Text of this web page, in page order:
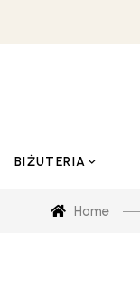
BIŻUTERIA
Home